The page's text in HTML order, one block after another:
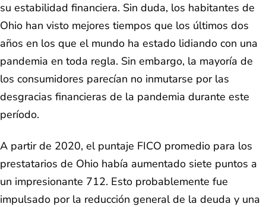
su estabilidad financiera. Sin duda, los habitantes de
Ohio han visto mejores tiempos que los últimos dos
años en los que el mundo ha estado lidiando con una
pandemia en toda regla. Sin embargo, la mayoría de
los consumidores parecían no inmutarse por las
desgracias financieras de la pandemia durante este
período.
A partir de 2020, el puntaje FICO promedio para los
prestatarios de Ohio había aumentado siete puntos a
un impresionante 712. Esto probablemente fue
impulsado por la reducción general de la deuda y una